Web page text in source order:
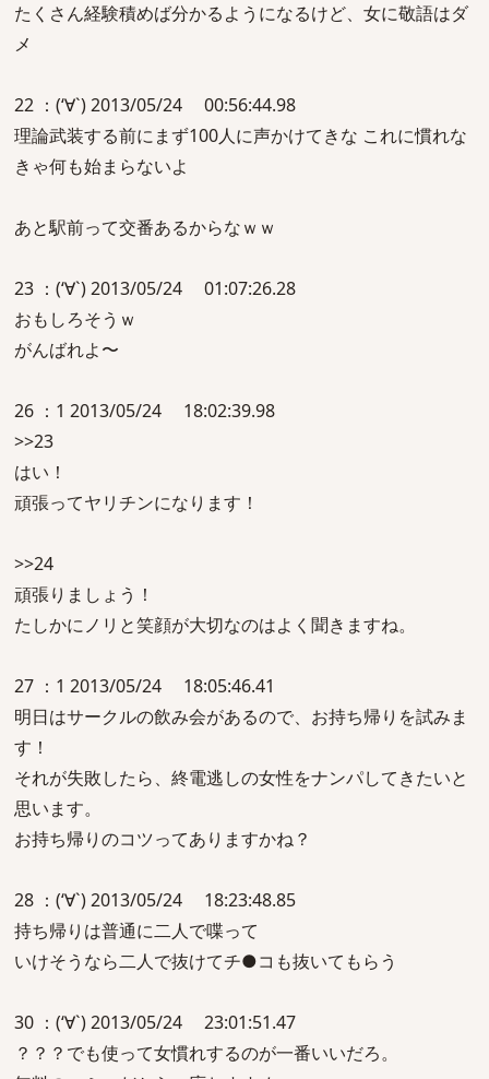
たくさん経験積めば分かるようになるけど、女に敬語はダ
メ
22 ：(‘∀`) 2013/05/24 00:56:44.98
理論武装する前にまず100人に声かけてきな これに慣れな
きゃ何も始まらないよ
あと駅前って交番あるからなｗｗ
23 ：(‘∀`) 2013/05/24 01:07:26.28
おもしろそうｗ
がんばれよ〜
26 ：1 2013/05/24 18:02:39.98
>>23
はい！
頑張ってヤリチンになります！
>>24
頑張りましょう！
たしかにノリと笑顔が大切なのはよく聞きますね。
27 ：1 2013/05/24 18:05:46.41
明日はサークルの飲み会があるので、お持ち帰りを試みま
す！
それが失敗したら、終電逃しの女性をナンパしてきたいと
思います。
お持ち帰りのコツってありますかね？
28 ：(‘∀`) 2013/05/24 18:23:48.85
持ち帰りは普通に二人で喋って
いけそうなら二人で抜けてチ●コも抜いてもらう
30 ：(‘∀`) 2013/05/24 23:01:51.47
？？？でも使って女慣れするのが一番いいだろ。